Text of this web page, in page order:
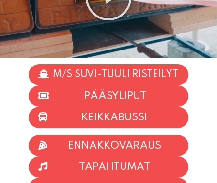
M/S SUVI-TUULI RISTEILYT
PÄÄSYLIPUT
KEIKKABUSSI
TAPAHTUMAT
INFO